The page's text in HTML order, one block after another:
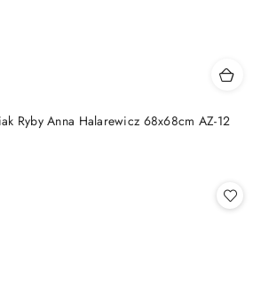
Ryby Anna Halarewicz 68x68cm AZ-12